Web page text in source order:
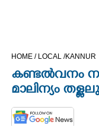
HOME / LOCAL /KANNUR
കണ്ടൽവനം
മാലിന്യം